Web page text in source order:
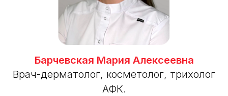
Барчевская Мария Алексеевна
Врач-дерматолог, косметолог, трихолог
АФК.